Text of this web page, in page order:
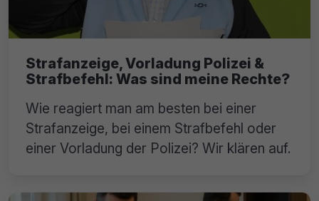
Strafanzeige, Vorladung Polizei &
Strafbefehl: Was sind meine Rechte?
Wie reagiert man am besten bei einer
Strafanzeige, bei einem Strafbefehl oder
einer Vorladung der Polizei? Wir klären auf.